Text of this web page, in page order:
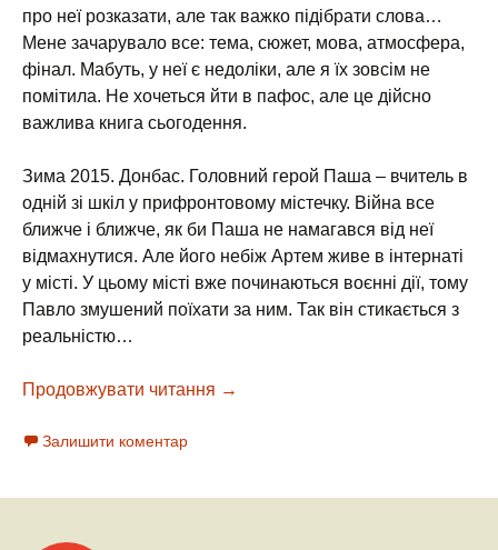
про неї розказати, але так важко підібрати слова…
Мене зачарувало все: тема, сюжет, мова, атмосфера,
фінал. Мабуть, у неї є недоліки, але я їх зовсім не
помітила. Не хочеться йти в пафос, але це дійсно
важлива книга сьогодення.
Зима 2015. Донбас. Головний герой Паша – вчитель в
одній зі шкіл у прифронтовому містечку. Війна все
ближче і ближче, як би Паша не намагався від неї
відмахнутися. Але його небіж Артем живе в інтернаті
у місті. У цьому місті вже починаються воєнні дії, тому
Павло змушений поїхати за ним. Так він стикається з
реальністю…
Продовжувати читання Інтернат – Сергій Жадан, 2017
→
Залишити коментар